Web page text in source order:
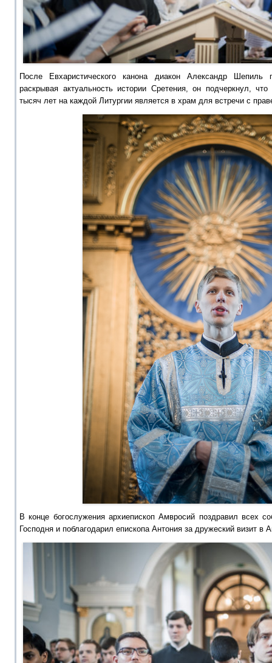
После Евхаристического канона диакон Александр Шепиль
раскрывая актуальность истории Сретения, он подчеркнул,
тысяч лет на каждой Литургии является в храм для встречи с
В конце богослужения архиепископ Амвросий поздравил всех
Господня и поблагодарил епископа Антония за дружеский визит